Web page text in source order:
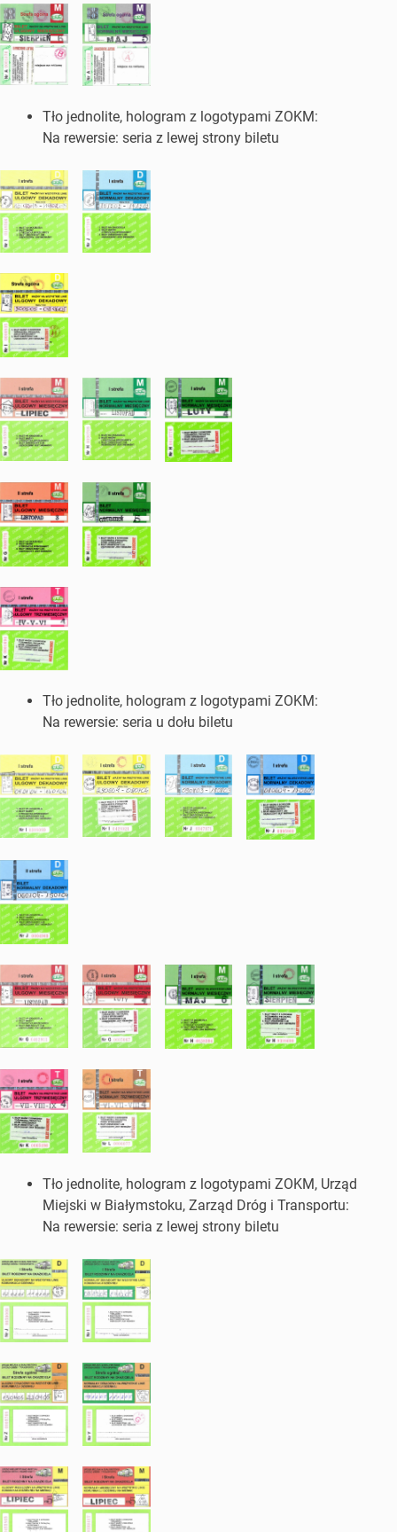
Tło jednolite, hologram z logotypami ZOKM:
Na rewersie: seria z lewej strony biletu
Tło jednolite, hologram z logotypami ZOKM:
Na rewersie: seria u dołu biletu
Tło jednolite, hologram z logotypami ZOKM, Urząd
Miejski w Białymstoku, Zarząd Dróg i Transportu:
Na rewersie: seria z lewej strony biletu